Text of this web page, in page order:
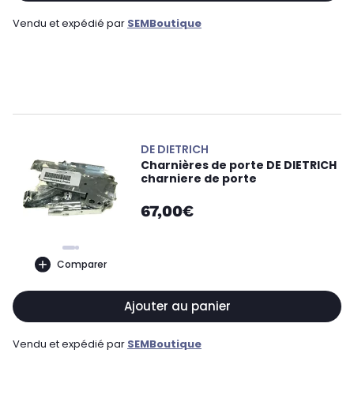
Vendu et expédié par SEMBoutique
Comparer
DE DIETRICH
Charnières de porte DE DIETRICH
charniere de porte
67,00€
Ajouter au panier
Vendu et expédié par SEMBoutique